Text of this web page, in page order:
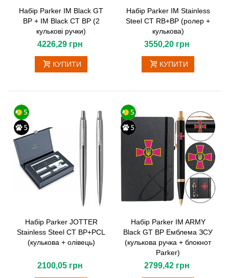
Набір Parker IM Black GT
BP + IM Black CT BP (2
кулькові ручки)
4226,29 грн
КУПИТИ
Набір Parker IM Stainless
Steel CT RB+BP (ролер +
кулькова)
3550,20 грн
КУПИТИ
Набір Parker JOTTER
Stainless Steel CT BP+PCL
(кулькова + олівець)
2100,05 грн
Набір Parker IM ARMY
Black GT BP Емблема ЗСУ
(кулькова ручка + блокнот
Parker)
2799,42 грн